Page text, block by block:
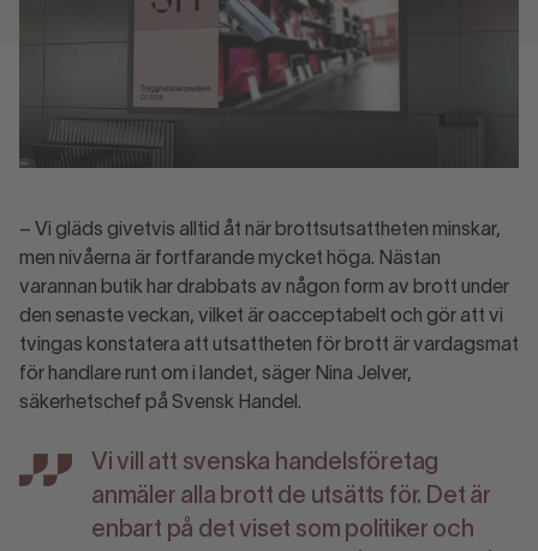
– Vi gläds givetvis alltid åt när brottsutsattheten minskar,
men nivåerna är fortfarande mycket höga. Nästan
varannan butik har drabbats av någon form av brott under
den senaste veckan, vilket är oacceptabelt och gör att vi
tvingas konstatera att utsattheten för brott är vardagsmat
för handlare runt om i landet, säger Nina Jelver,
säkerhetschef på Svensk Handel.
Vi vill att svenska handelsföretag
anmäler alla brott de utsätts för. Det är
enbart på det viset som politiker och